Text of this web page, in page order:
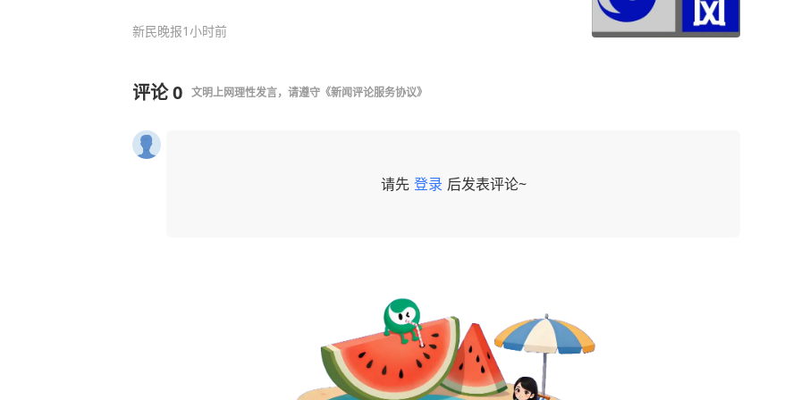
新民晚报1小时前
评论0 文明上网理性发言，请遵守 《新闻评论服务协议》
请先 登录 后发表评论~